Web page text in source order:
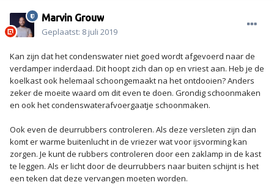
Marvin Grouw
Geplaatst: 8 juli 2019
Kan zijn dat het condenswater niet goed wordt afgevoerd naar de
verdamper inderdaad. Dit hoopt zich dan op en vriest aan. Heb je de
koelkast ook helemaal schoongemaakt na het ontdooien? Anders
zeker de moeite waard om dit even te doen. Grondig schoonmaken
en ook het condenswaterafvoergaatje schoonmaken.
Ook even de deurrubbers controleren. Als deze versleten zijn dan
komt er warme buitenlucht in de vriezer wat voor ijsvorming kan
zorgen. Je kunt de rubbers controleren door een zaklamp in de kast
te leggen. Als er licht door de deurrubbers naar buiten schijnt is het
een teken dat deze vervangen moeten worden.